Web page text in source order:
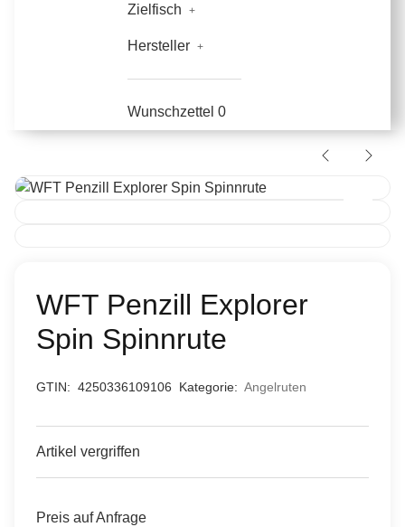
Zielfisch
Hersteller
Wunschzettel 0
WFT Penzill Explorer
Spin Spinnrute
GTIN: 4250336109106 Kategorie: Angelruten
Artikel vergriffen
Preis auf Anfrage